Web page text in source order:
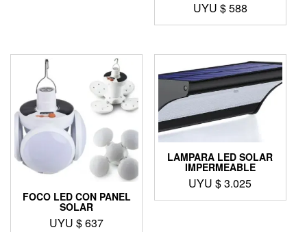
UYU $588
FOCO LED CON PANEL
SOLAR
UYU $637
LAMPARA LED SOLAR
IMPERMEABLE
UYU $3.025